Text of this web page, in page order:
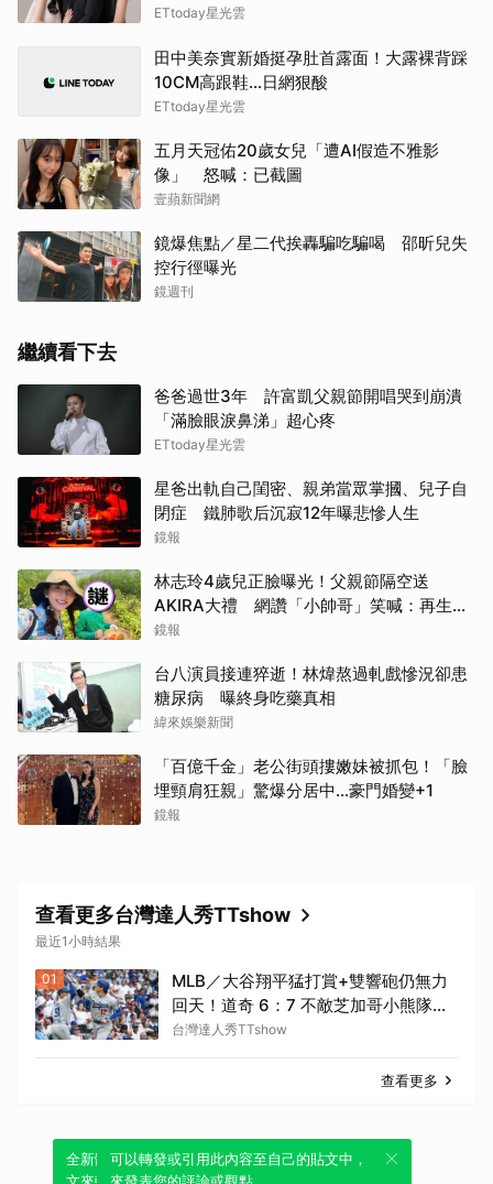
ETtoday星光雲
田中美奈實新婚挺孕肚首露面！大露裸背踩
10CM高跟鞋…日網狠酸
ETtoday星光雲
五月天冠佑20歲女兒「遭AI假造不雅影
像」 怒喊：已截圖
壹蘋新聞網
鏡爆焦點／星二代挨轟騙吃騙喝 邵昕兒失
控行徑曝光
鏡週刊
繼續看下去
爸爸過世3年 許富凱父親節開唱哭到崩潰
「滿臉眼淚鼻涕」超心疼
ETtoday星光雲
星爸出軌自己閨密、親弟當眾掌摑、兒子自
閉症 鐵肺歌后沉寂12年曝悲慘人生
鏡報
林志玲4歲兒正臉曝光！父親節隔空送
AKIRA大禮 網讚「小帥哥」笑喊：再生一
個
鏡報
台八演員接連猝逝！林煒熬過軋戲慘況卻患
糖尿病 曝終身吃藥真相
緯來娛樂新聞
「百億千金」老公街頭摟嫩妹被抓包！「臉
埋頸肩狂親」驚爆分居中...豪門婚變+1
鏡報
查看更多台灣達人秀TTshow
最近1小時結果
01
MLB／大谷翔平猛打賞+雙響砲仍無力
回天！道奇 6：7 不敵芝加哥小熊隊連
續兩個系列賽遭橫掃 苦吞6連敗
台灣達人秀TTshow
查看更多
全新體驗！一鍵引用此內容，透過發布貼
可以轉發或引用此內容至自己的貼文中，